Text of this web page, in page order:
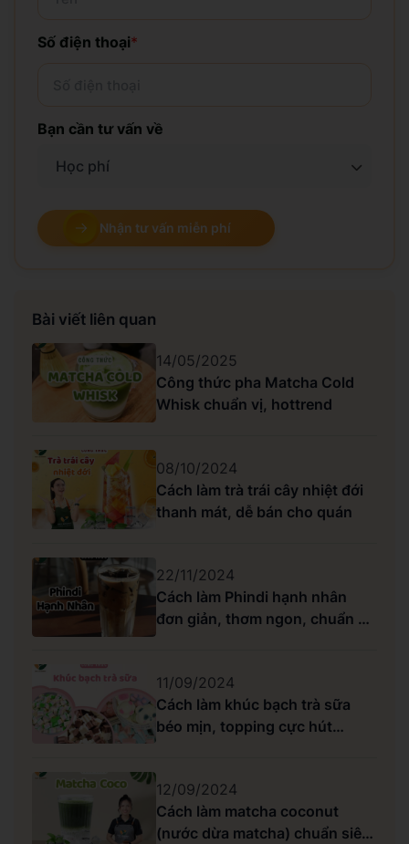
Số điện thoại*
Bạn cần tư vấn về
Học phí
Nhận tư vấn miễn phí
Bài viết liên quan
14/05/2025
Công thức pha Matcha Cold
Whisk chuẩn vị, hottrend
08/10/2024
Cách làm trà trái cây nhiệt đới
thanh mát, dễ bán cho quán
22/11/2024
Cách làm Phindi hạnh nhân
đơn giản, thơm ngon, chuẩn vị
11/09/2024
Cách làm khúc bạch trà sữa
béo mịn, topping cực hút
12/09/2024
Cách làm matcha coconut
(nước dừa matcha) chuẩn siêu